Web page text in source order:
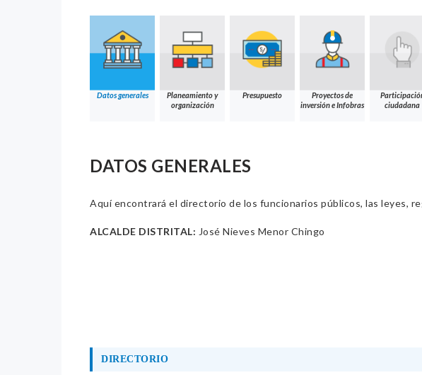
Datos generales
Planeamiento y
organización
Presupuesto
Proyectos de
inversión e Infobras
ciudadana
DATOS GENERALES
Aquí encontrará el directorio de los funcionarios públicos, las leyes,
ALCALDE DISTRITAL: José Nieves Menor Chingo
DIRECTORIO